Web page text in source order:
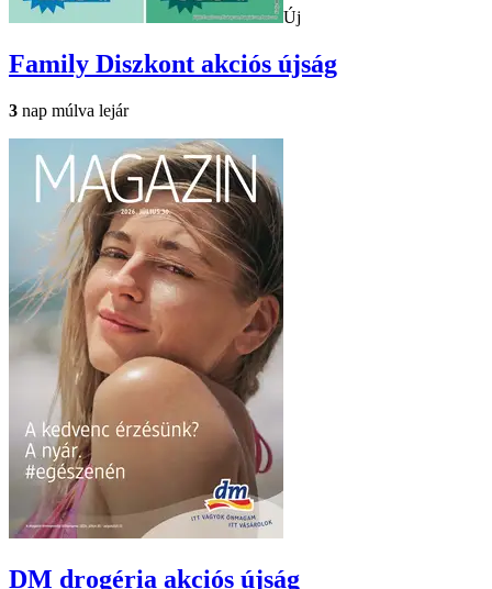
Új
Family Diszkont akciós újság
3 nap múlva lejár
DM drogéria akciós újság